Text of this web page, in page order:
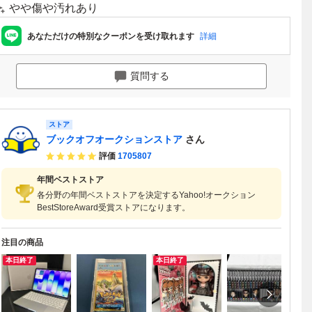
やや傷や汚れあり
あなただけの特別なクーポンを受け取れます 詳細
質問する
ストア
ブックオフオークションストア さん
評価 1705807
年間ベストストア
各分野の年間ベストストアを決定するYahoo!オークション
BestStoreAward受賞ストアになります。
注目の商品
本日終了 本日終了